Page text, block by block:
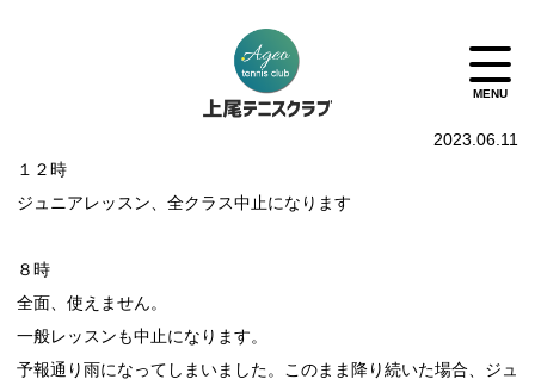
2023.06.11
１２時
ジュニアレッスン、全クラス中止になります
８時
全面、使えません。
一般レッスンも中止になります。
予報通り雨になってしまいました。このまま降り続いた場合、ジュ